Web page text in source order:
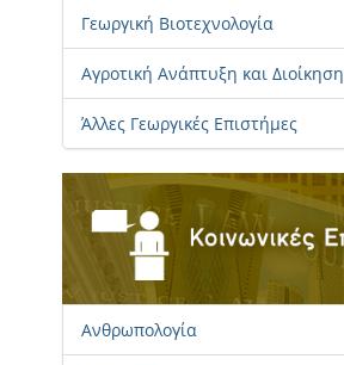
Γεωργική Βιοτεχνολογία
Αγροτική Ανάπτυξη και Διοίκηση
Άλλες Γεωργικές Επιστήμες
Ανθρωπολογία